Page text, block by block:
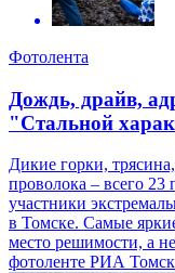
Фотолента
Дождь, драйв,
"Стальной
Дикие горки,
проволока – всего 23
участники
в Томске. Самые
место решимости, а
фотоленте РИА